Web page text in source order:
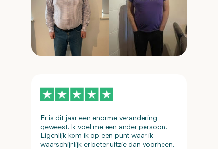
Er is dit jaar een enorme verandering
geweest. Ik voel me een ander persoon.
Eigenlijk kom ik op een punt waar ik
waarschijnlijk er beter uitzie dan voorheen.